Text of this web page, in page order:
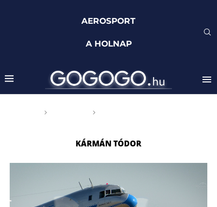
AEROSPORT
A HOLNAP
KÁRMÁN TÓDOR